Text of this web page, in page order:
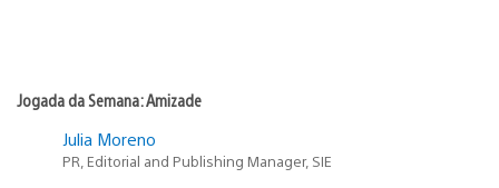
Jogada da Semana: Amizade
Julia Moreno
PR, Editorial and Publishing Manager, SIE